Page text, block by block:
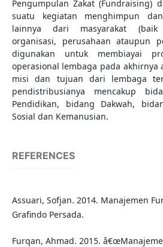
Pengumpulan Zakat (Fundraising)
suatu kegiatan menghimpun
lainnya dari masyarakat (baik
organisasi, perusahaan ataupun
digunakan untuk membiayai
operasional lembaga pada akhirnya
misi dan tujuan dari lembaga
pendistribusianya mencakup
Pendidikan, bidang Dakwah,
Sosial dan Kemanusian.
REFERENCES
Assuari, Sofjan. 2014. Manajemen
Grafindo Persada.
Furqan, Ahmad. 2015.